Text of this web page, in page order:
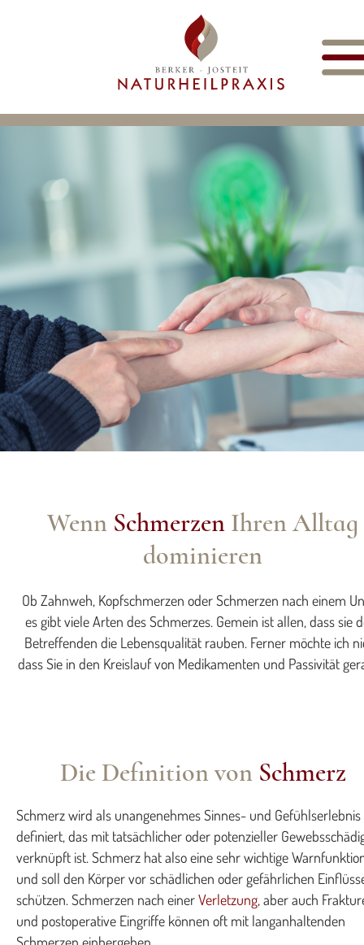
Wenn Schmerzen Ihren Alltag
dominieren
Ob Zahnweh, Kopfschmerzen oder Schmerzen nach einem
es gibt viele Arten des Schmerzes. Gemein ist allen, dass sie
Betreffenden die Lebensqualität rauben. Ferner möchte ich
dass Sie in den Kreislauf von Medikamenten und Passivität
Die Definition von Schmerz
Schmerz wird als unangenehmes Sinnes- und Gefühlserlebnis
definiert, das mit tatsächlicher oder potenzieller
verknüpft ist. Schmerz hat also eine sehr wichtige
und soll den Körper vor schädlichen oder gefährlichen
schützen. Schmerzen nach einerVerletzung, aber auch
und postoperative Eingriffe können oft mit langanhaltenden